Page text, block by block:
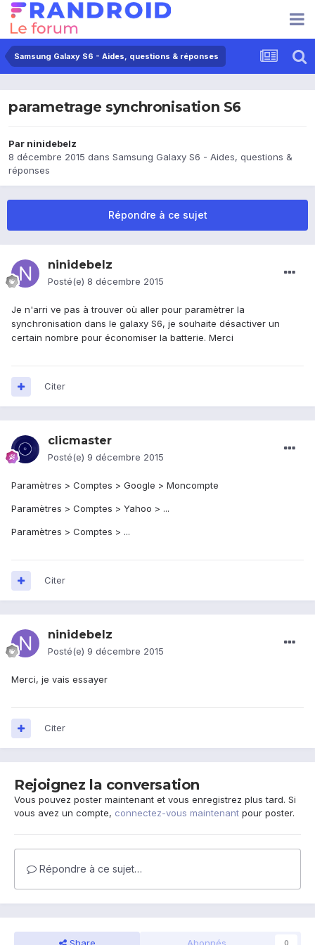
Samsung Galaxy S6 - Aides, questions & réponses
parametrage synchronisation S6
Par ninidebelz
8 décembre 2015 dans Samsung Galaxy S6 - Aides, questions &
réponses
Répondre à ce sujet
ninidebelz
Posté(e) 8 décembre 2015
Je n'arri ve pas à trouver où aller pour paramètrer la
synchronisation dans le galaxy S6, je souhaite désactiver un
certain nombre pour économiser la batterie. Merci
Citer
clicmaster
Posté(e) 9 décembre 2015
Paramètres > Comptes > Google > Moncompte
Paramètres > Comptes > Yahoo > ...
Paramètres > Comptes > ...
Citer
ninidebelz
Posté(e) 9 décembre 2015
Merci, je vais essayer
Citer
Rejoignez la conversation
Vous pouvez poster maintenant et vous enregistrez plus tard. Si
vous avez un compte, connectez-vous maintenant pour poster.
Répondre à ce sujet…
0